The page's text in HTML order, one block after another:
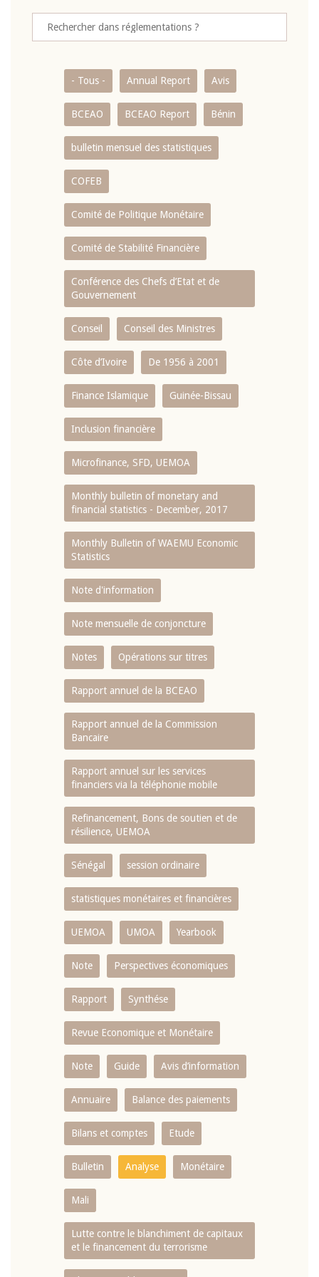
- Tous - Annual Report Avis
BCEAO BCEAO Report Bénin
bulletin mensuel des statistiques
COFEB
Comité de Politique Monétaire
Comité de Stabilité Financière
Conférence des Chefs d’Etat et de
Gouvernement
Conseil Conseil des Ministres
Côte d’Ivoire De 1956 à 2001
Finance Islamique Guinée-Bissau
Inclusion financière
Microfinance, SFD, UEMOA
Monthly bulletin of monetary and
financial statistics - December, 2017
Monthly Bulletin of WAEMU Economic
Statistics
Note d'information
Note mensuelle de conjoncture
Notes Opérations sur titres
Rapport annuel de la BCEAO
Rapport annuel de la Commission
Bancaire
Rapport annuel sur les services
financiers via la téléphonie mobile
Refinancement, Bons de soutien et de
résilience, UEMOA
Sénégal session ordinaire
statistiques monétaires et financières
UEMOA UMOA Yearbook
Note Perspectives économiques
Rapport Synthése
Revue Economique et Monétaire
Note Guide Avis d’information
Annuaire Balance des paiements
Bilans et comptes Etude
Bulletin Analyse Monétaire
Mali
Lutte contre le blanchiment de capitaux
et le financement du terrorisme